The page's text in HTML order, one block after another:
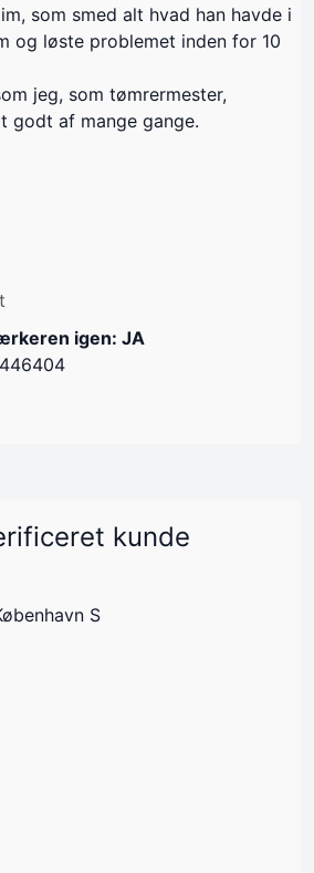
som smed alt hvad han havde i
og løste problemet inden for 10
jeg, som tømrermester,
godt af mange gange.
igen: JA
kunde
S